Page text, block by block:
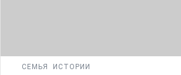
СЕМЬЯ ИСТОРИИ